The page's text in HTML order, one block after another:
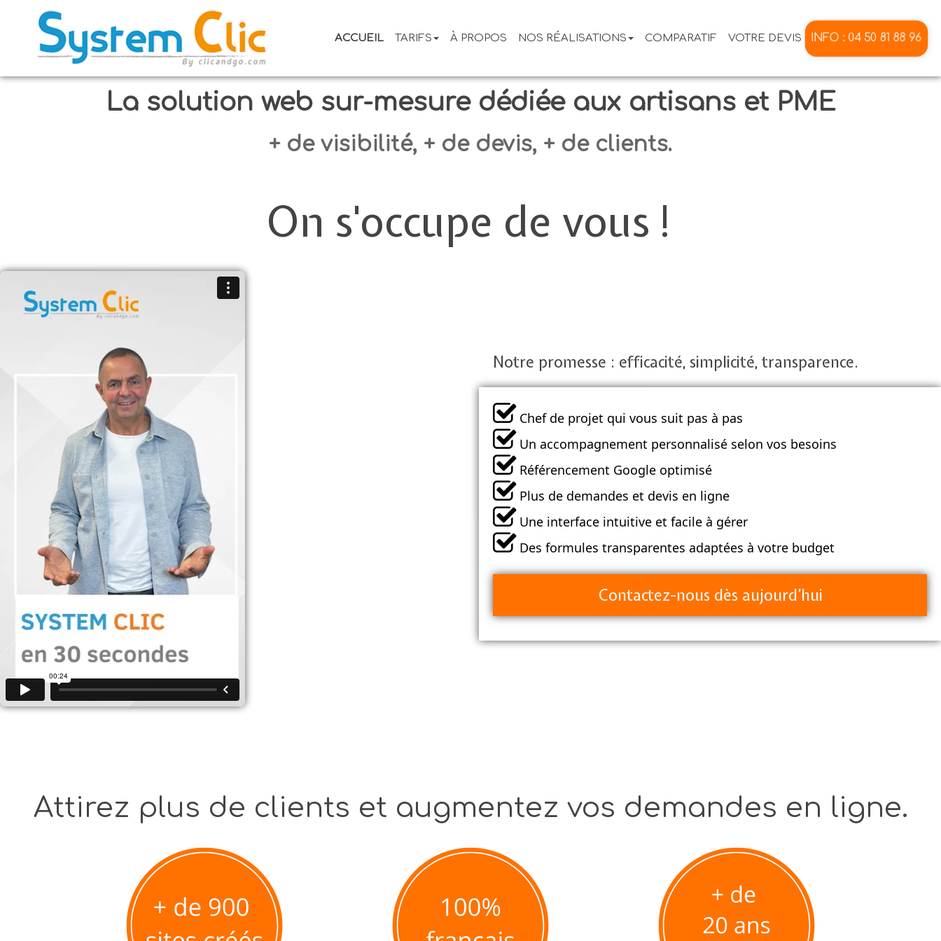
ACCUEIL TARIFS À PROPOS NOS RÉALISATIONS COMPARATIF VOTRE DEVIS INFO : 04 50 81 88 96
La solution web sur-mesure dédiée aux artisans et PME
+ de visibilité, + de devis, + de clients.
On s'occupe de vous !
Notre promesse : efficacité, simplicité, transparence.
Chef de projet qui vous suit pas à pas
Un accompagnement personnalisé selon vos besoins
Référencement Google optimisé
Plus de demandes et devis en ligne
Une interface intuitive et facile à gérer
Des formules transparentes adaptées à votre budget
Contactez-nous dès aujourd’hui
Attirez plus de clients et augmentez vos demandes en ligne.